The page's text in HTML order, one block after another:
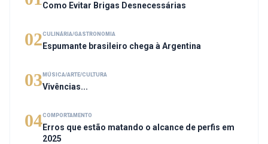
Como Evitar Brigas Desnecessárias
02CULINÁRIA/GASTRONOMIA
Espumante brasileiro chega à Argentina
03 MÚSICA/ARTE/CULTURA
Vivências...
04COMPORTAMENTO
Erros que estão matando o alcance de perfis em
2025